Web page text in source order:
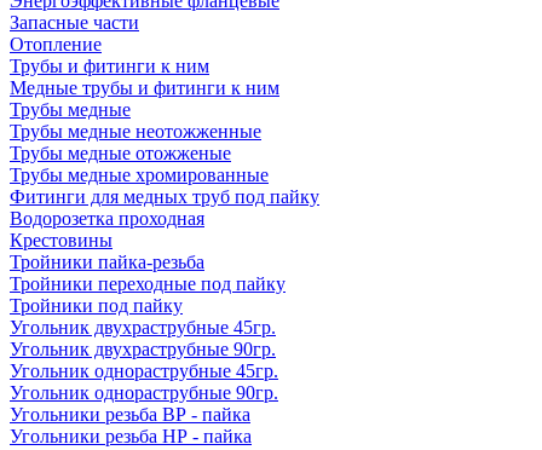
Запасные части
Отопление
Трубы и фитинги к ним
Медные трубы и фитинги к ним
Трубы медные
Трубы медные неотожженные
Трубы медные отожженые
Трубы медные хромированные
Фитинги для медных труб под пайку
Водорозетка проходная
Крестовины
Тройники пайка-резьба
Тройники переходные под пайку
Тройники под пайку
Угольник двухраструбные 45гр.
Угольник двухраструбные 90гр.
Угольник однораструбные 45гр.
Угольник однораструбные 90гр.
Угольники резьба ВР - пайка
Угольники резьба НР - пайка